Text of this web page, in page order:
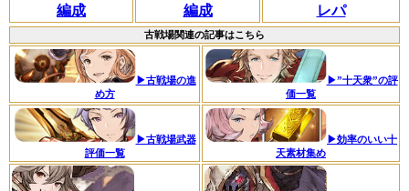
編成
編成
レパ
古戦場関連の記事はこちら
▶古戦場の進
め方
▶”十天衆”の評
価一覧
▶古戦場武器
評価一覧
▶効率のいい十
天素材集め